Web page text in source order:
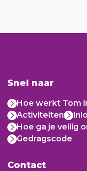
Snel naar
Hoe werkt Tom
Activiteiten
Hoe ga je veilig
Gedragscode
Contact